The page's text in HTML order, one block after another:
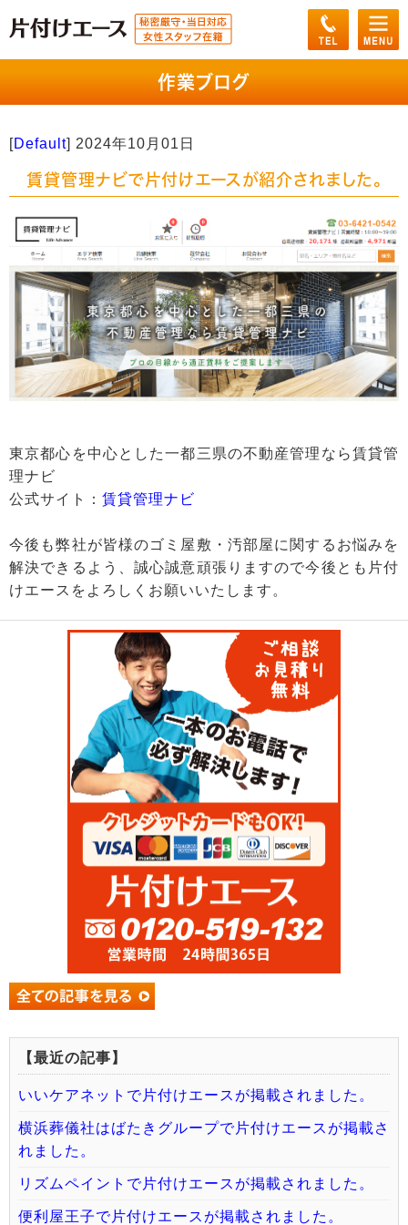
作業ブログ
[Default] 2024年10月01日
賃貸管理ナビで片付けエースが紹介されました。
東京都心を中心とした一都三県の不動産管理なら賃貸管
理ナビ
公式サイト： 賃貸管理ナビ
今後も弊社が皆様のゴミ屋敷・汚部屋に関するお悩みを
解決できるよう、誠心誠意頑張りますので今後とも片付
けエースをよろしくお願いいたします。
【最近の記事】
いいケアネットで片付けエースが掲載されました。
横浜葬儀社はばたきグループで片付けエースが掲載さ
れました。
リズムペイントで片付けエースが掲載されました。
便利屋王子で片付けエースが掲載されました。